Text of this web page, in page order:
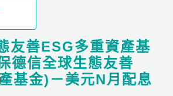
友善ESG多重資產基
德信全球生態友善
基金)－美元N月配息